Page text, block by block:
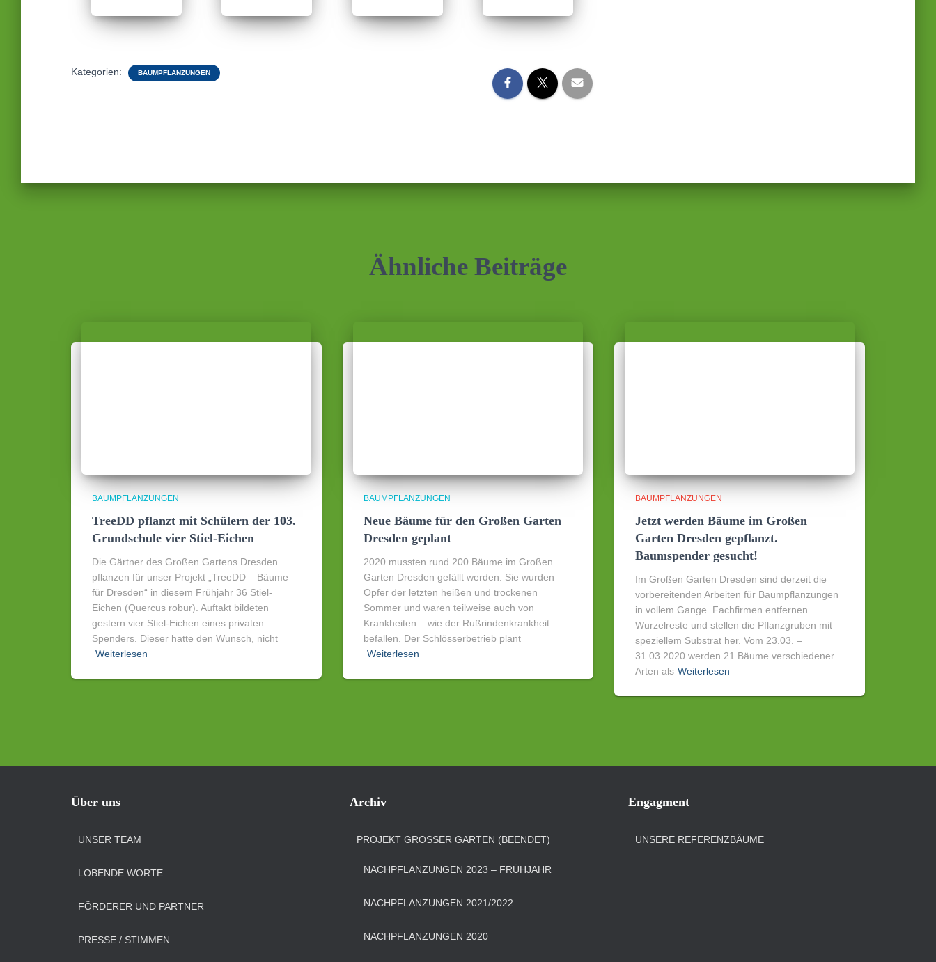
Kategorien: BAUMPFLANZUNGEN
Ähnliche Beiträge
BAUMPFLANZUNGEN
TreeDD pflanzt mit Schülern der 103.
Grundschule vier Stiel-Eichen
Die Gärtner des Großen Gartens Dresden
pflanzen für unser Projekt „TreeDD – Bäume
für Dresden“ in diesem Frühjahr 36 Stiel-
Eichen (Quercus robur). Auftakt bildeten
gestern vier Stiel-Eichen eines privaten
Spenders. Dieser hatte den Wunsch, nicht
Weiterlesen
BAUMPFLANZUNGEN
Neue Bäume für den Großen Garten
Dresden geplant
2020 mussten rund 200 Bäume im Großen
Garten Dresden gefällt werden. Sie wurden
Opfer der letzten heißen und trockenen
Sommer und waren teilweise auch von
Krankheiten – wie der Rußrindenkrankheit –
befallen. Der Schlösserbetrieb plant
Weiterlesen
BAUMPFLANZUNGEN
Jetzt werden Bäume im Großen
Garten Dresden gepflanzt.
Baumspender gesucht!
Im Großen Garten Dresden sind derzeit die
vorbereitenden Arbeiten für Baumpflanzungen
in vollem Gange. Fachfirmen entfernen
Wurzelreste und stellen die Pflanzgruben mit
speziellem Substrat her. Vom 23.03. –
31.03.2020 werden 21 Bäume verschiedener
Arten als Weiterlesen
Über uns
UNSER TEAM
LOBENDE WORTE
FÖRDERER UND PARTNER
PRESSE / STIMMEN
Archiv
PROJEKT GROSSER GARTEN (BEENDET)
NACHPFLANZUNGEN 2023 – FRÜHJAHR
NACHPFLANZUNGEN 2021/2022
NACHPFLANZUNGEN 2020
Engagment
UNSERE REFERENZBÄUME